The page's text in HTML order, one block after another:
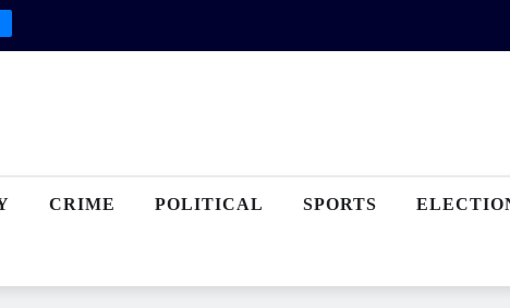
CRIME POLITICAL SPORTS